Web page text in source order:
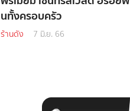
นทั้งครอบครัว
ร้านดัง 7 มิ.ย. 66